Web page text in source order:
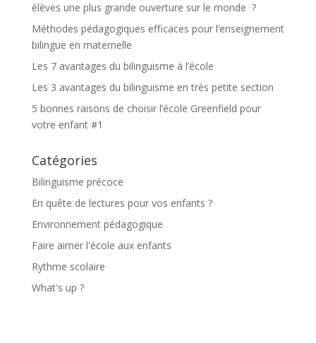
élèves une plus grande ouverture sur le monde ?
Méthodes pédagogiques efficaces pour l’enseignement
bilingue en maternelle
Les 7 avantages du bilinguisme à l’école
Les 3 avantages du bilinguisme en très petite section
5 bonnes raisons de choisir l’école Greenfield pour
votre enfant #1
Catégories
Bilinguisme précoce
En quête de lectures pour vos enfants ?
Environnement pédagogique
Faire aimer l'école aux enfants
Rythme scolaire
What's up ?